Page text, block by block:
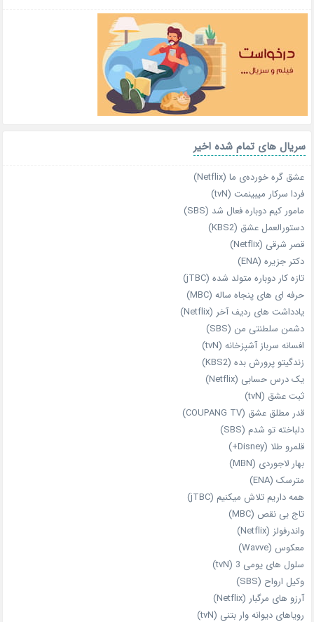
سریال های تمام شده اخیر
عشق گره خورده‌ی ما (Netflix)
فردا سرکار میبینمت (tvN)
مامور کیم دوباره فعال شد (SBS)
دستورالعمل عشق (KBS2)
قصر شرقی (Netflix)
دکتر جزیره (ENA)
تازه‌ کار دوباره‌ متولد شده (jTBC)
حرفه‌ ای‌ های پنجاه‌ ساله (MBC)
یادداشت‌ های ردیف آخر (Netflix)
دشمن سلطنتی من (SBS)
افسانه سرباز آشپزخانه (tvN)
زندگیتو پرورش بده (KBS2)
یک درس حسابی (Netflix)
ثبت عشق (tvN)
قدر مطلق عشق (COUPANG TV)
دلباخته تو شدم (SBS)
قلمرو طلا (Disney+)
بهار لاجوردی (MBN)
مترسک (ENA)
همه داریم تلاش میکنیم (jTBC)
تاج بی‌ نقص (MBC)
واندرفولز (Netflix)
معکوس (Wavve)
سلول های یومی 3 (tvN)
وکیل ارواح (SBS)
آرزو های مرگبار (Netflix)
رویاهای دیوانه‌ وار بتنی (tvN)